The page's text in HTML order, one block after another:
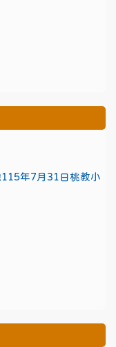
年7月31日桃教小